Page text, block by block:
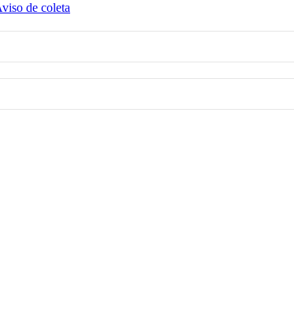
de coleta